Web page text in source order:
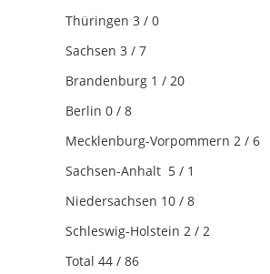
Thüringen 3 / 0
Sachsen 3 / 7
Brandenburg 1 / 20
Berlin 0 / 8
Mecklenburg-Vorpommern 2 / 6
Sachsen-Anhalt 5 / 1
Niedersachsen 10 / 8
Schleswig-Holstein 2 / 2
Total 44 / 86